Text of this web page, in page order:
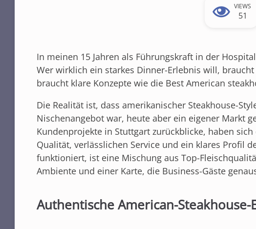
VIEWS
51
In meinen 15 Jahren als Führungskraft in der
Wer wirklich ein starkes Dinner-Erlebnis will,
braucht klare Konzepte wie die Best American
Die Realität ist, dass amerikanischer Steakhouse-
Nischenangebot war, heute aber ein eigener Markt
Kundenprojekte in Stuttgart zurückblicke, haben
Qualität, verlässlichen Service und ein klares Profil
funktioniert, ist eine Mischung aus Top-
Ambiente und einer Karte, die Business-Gäste
Authentische American-